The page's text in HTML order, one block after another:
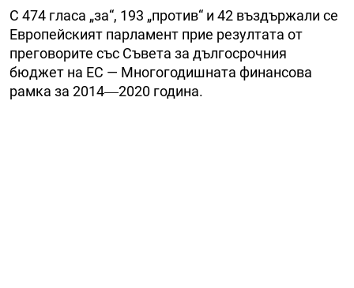
С 474 гласа „за“, 193 „против“ и 42 въздържали се
Европейският парламент прие резултата от
преговорите със Съвета за дългосрочния
бюджет на ЕС — Многогодишната финансова
рамка за 2014―2020 година.